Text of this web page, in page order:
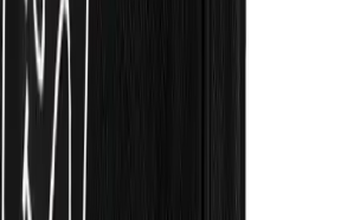
fiyatları ve ürün çeşitleri hakkında
ve ürün çeşitleri hakkında detaylı bilgiler,